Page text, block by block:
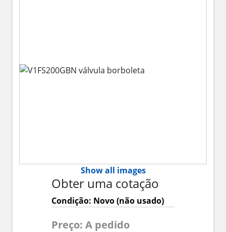
Show all images
Obter uma cotação
Condição: Novo (não usado)
Preço: A pedido